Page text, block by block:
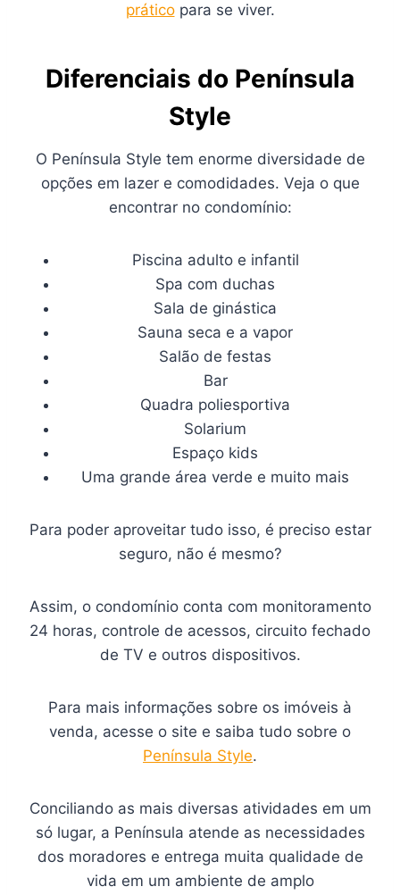
práticopara se viver.
Diferenciais do Península
Style
O Península Style tem enorme diversidade de
opções em lazer e comodidades. Veja o que
encontrar no condomínio:
Piscina adulto e infantil
Spa com duchas
Sala de ginástica
Sauna seca e a vapor
Salão de festas
Bar
Quadra poliesportiva
Solarium
Espaço kids
Uma grande área verde e muito mais
Para poder aproveitar tudo isso, é preciso estar
seguro, não é mesmo?
Assim, o condomínio conta com monitoramento
24 horas, controle de acessos, circuito fechado
de TV e outros dispositivos.
Para mais informações sobre os imóveis à
venda, acesse o site e saiba tudo sobre o
Península Style.
Conciliando as mais diversas atividades em um
só lugar, a Península atende as necessidades
dos moradores e entrega muita qualidade de
vida em um ambiente de amplo